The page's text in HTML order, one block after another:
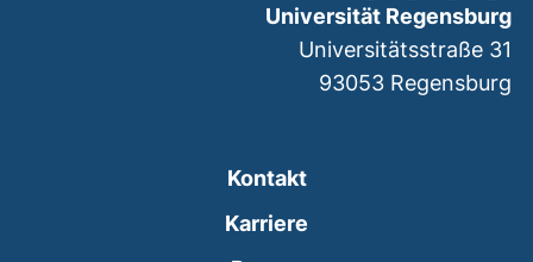
Kontakt
Karriere
Universität Regensburg
Universitätsstraße 31
93053 Regensburg